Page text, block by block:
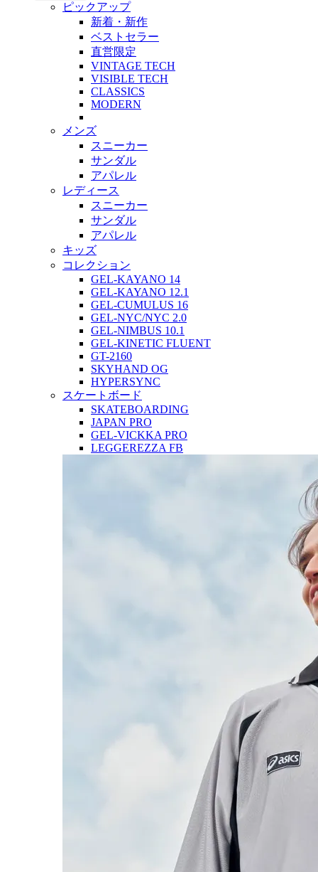
ピックアップ
新着・新作
ベストセラー
直営限定
VINTAGE TECH
VISIBLE TECH
CLASSICS
MODERN
メンズ
スニーカー
サンダル
アパレル
レディース
スニーカー
サンダル
アパレル
キッズ
コレクション
GEL-KAYANO 14
GEL-KAYANO 12.1
GEL-CUMULUS 16
GEL-NYC/NYC 2.0
GEL-NIMBUS 10.1
GEL-KINETIC FLUENT
GT-2160
SKYHAND OG
HYPERSYNC
スケートボード
SKATEBOARDING
JAPAN PRO
GEL-VICKKA PRO
LEGGEREZZA FB